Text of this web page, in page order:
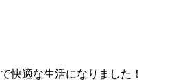
快適な生活になりました！